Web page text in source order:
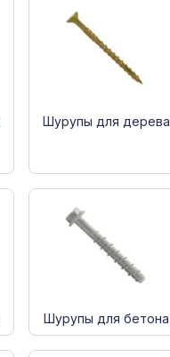
Шурупы для дерева
Шурупы для бетона